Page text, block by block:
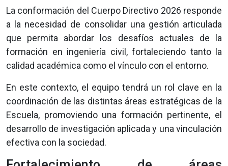
La conformación del Cuerpo Directivo 2026 responde
a la necesidad de consolidar una gestión articulada
que permita abordar los desafíos actuales de la
formación en ingeniería civil, fortaleciendo tanto la
calidad académica como el vínculo con el entorno.
En este contexto, el equipo tendrá un rol clave en la
coordinación de las distintas áreas estratégicas de la
Escuela, promoviendo una formación pertinente, el
desarrollo de investigación aplicada y una vinculación
efectiva con la sociedad.